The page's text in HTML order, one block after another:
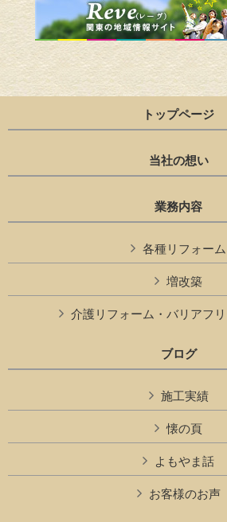
トップページ
当社の想い
業務内容
各種リフォーム
増改築
介護リフォーム・バリアフ
ブログ
施工実績
懐の頁
よもやま話
お客様のお声